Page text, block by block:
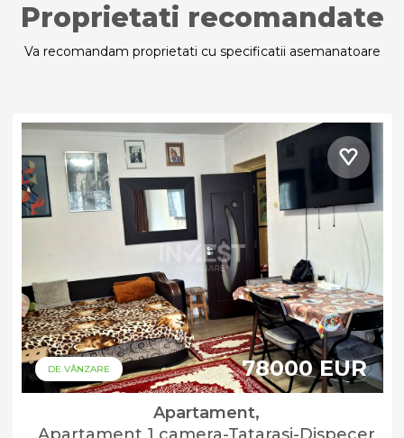
Proprietati recomandate
Va recomandam proprietati cu specificatii asemanatoare
DE VÂNZARE 78000 EUR
Apartament,